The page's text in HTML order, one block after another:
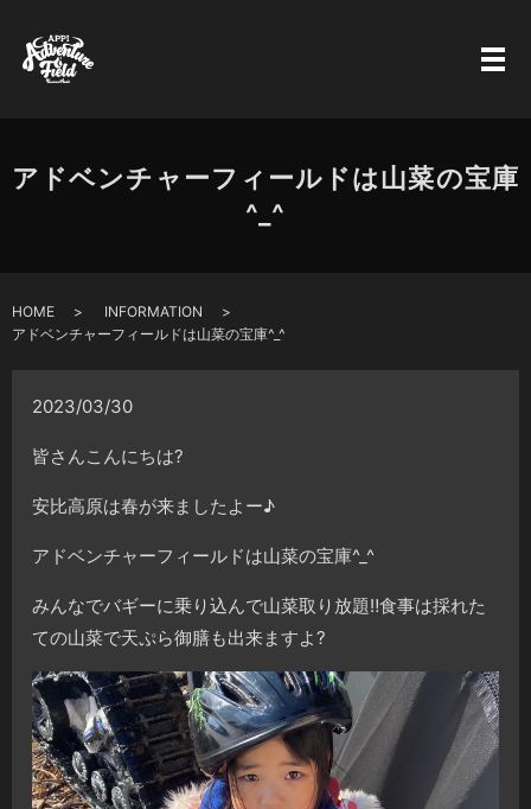
アドベンチャーフィールドは山菜の宝庫
^_^
HOME
INFORMATION
アドベンチャーフィールドは山菜の宝庫^_^
2023/03/30
皆さんこんにちは?
安比高原は春が来ましたよー♪
アドベンチャーフィールドは山菜の宝庫^_^
みんなでバギーに乗り込んで山菜取り放題‼️食事は採れた
ての山菜で天ぷら御膳も出来ますよ?